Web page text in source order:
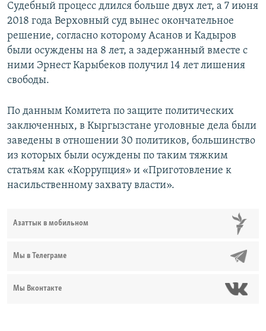
Судебный процесс длился больше двух лет, а 7 июня
2018 года Верховный суд вынес окончательное
решение, согласно которому Асанов и Кадыров
были осуждены на 8 лет, а задержанный вместе с
ними Эрнест Карыбеков получил 14 лет лишения
свободы.
По данным Комитета по защите политических
заключенных, в Кыргызстане уголовные дела были
заведены в отношении 30 политиков, большинство
из которых были осуждены по таким тяжким
статьям как «Коррупция» и «Приготовление к
насильственному захвату власти».
Азаттык в мобильном
Мы в Телеграме
Мы Вконтакте